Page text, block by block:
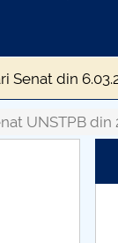
Senat din
UNSTPB din
din 6
Senat
UNSTPB din